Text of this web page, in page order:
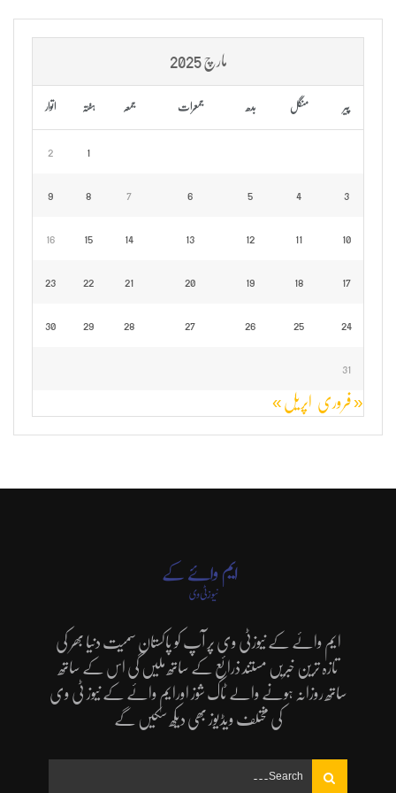
مارچ 2025
پیر منگل بدھ جمعرات جمعہ ہفتہ اتوار
1
2
3
4
5
6
7
8
9
10
11
12
13
14
15
16
17
18
19
20
21
22
23
24
25
26
27
28
29
30
31
« فروری اپریل »
ایم وائے کے نیوزٹی وی پر آپ کو پاکستان سمیت دنیا بھر کی
تازہ ترین خبریں مستند ذرائع کے ساتھ ملیں گی اس کے ساتھ
ساتھ روزانہ ہونے والے ٹاک شوز اورایم وائے کے نیوز ٹی وی
کی مختلف ویڈیوز بھی دیکھ سکیں گے